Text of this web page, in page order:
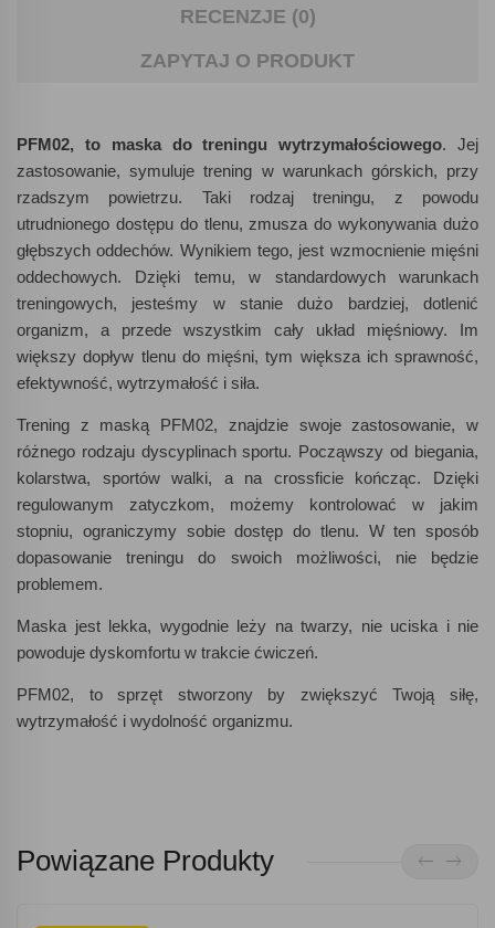
RECENZJE (0)
ZAPYTAJ O PRODUKT
PFM02, to maska do treningu wytrzymałościowego. Jej
zastosowanie, symuluje trening w warunkach górskich, przy
rzadszym powietrzu. Taki rodzaj treningu, z powodu
utrudnionego dostępu do tlenu, zmusza do wykonywania dużo
głębszych oddechów. Wynikiem tego, jest wzmocnienie mięśni
oddechowych. Dzięki temu, w standardowych warunkach
treningowych, jesteśmy w stanie dużo bardziej, dotlenić
organizm, a przede wszystkim cały układ mięśniowy. Im
większy dopływ tlenu do mięśni, tym większa ich sprawność,
efektywność, wytrzymałość i siła.
Trening z maską PFM02, znajdzie swoje zastosowanie, w
różnego rodzaju dyscyplinach sportu. Począwszy od biegania,
kolarstwa, sportów walki, a na crossficie kończąc. Dzięki
regulowanym zatyczkom, możemy kontrolować w jakim
stopniu, ograniczymy sobie dostęp do tlenu. W ten sposób
dopasowanie treningu do swoich możliwości, nie będzie
problemem.
Maska jest lekka, wygodnie leży na twarzy, nie uciska i nie
powoduje dyskomfortu w trakcie ćwiczeń.
PFM02, to sprzęt stworzony by zwiększyć Twoją siłę,
wytrzymałość i wydolność organizmu.
Powiązane Produkty